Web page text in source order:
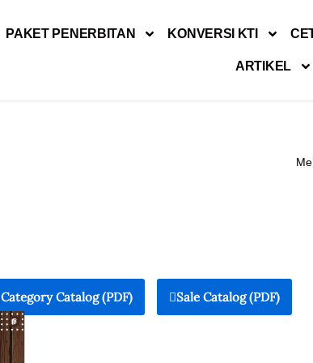
PAKET PENERBITAN KONVERSI KTI
ARTIKEL
Category Catalog (PDF) Sale Catalog (PDF)